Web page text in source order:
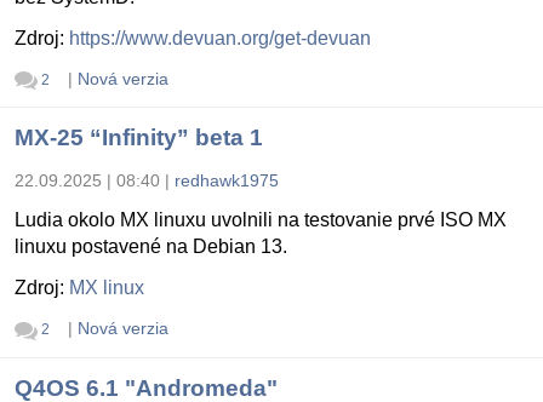
Zdroj: https://www.devuan.org/get-devuan
2 | Nová verzia
MX-25 “Infinity” beta 1
22.09.2025 | 08:40 | redhawk1975
Ludia okolo MX linuxu uvolnili na testovanie prvé ISO MX
linuxu postavené na Debian 13.
Zdroj: MX linux
2 | Nová verzia
Q4OS 6.1 "Andromeda"